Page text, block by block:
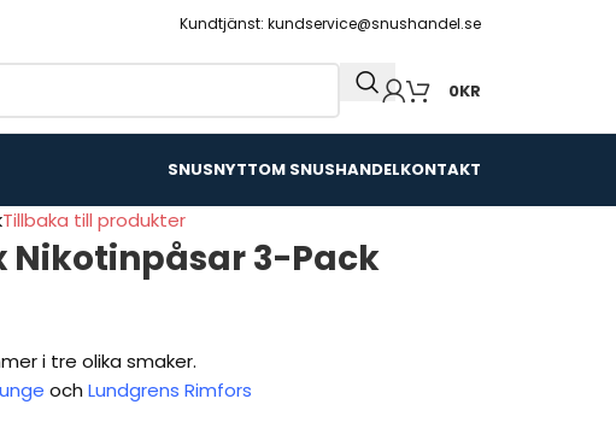
Kundtjänst: kundservice@snushandel.se
0KR
SNUSNYTTOM SNUSHANDELKONTAKT
Tillbaka till produkter
Nikotinpåsar 3-Pack
i tre olika smaker.
och Lundgrens Rimfors